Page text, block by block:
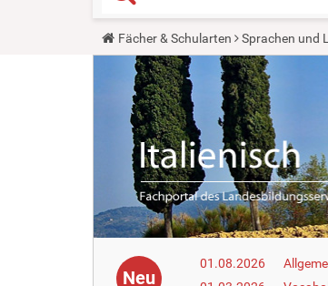
Y
o
Fächer & Schularten Sprachen und
Neu
01.08.2026